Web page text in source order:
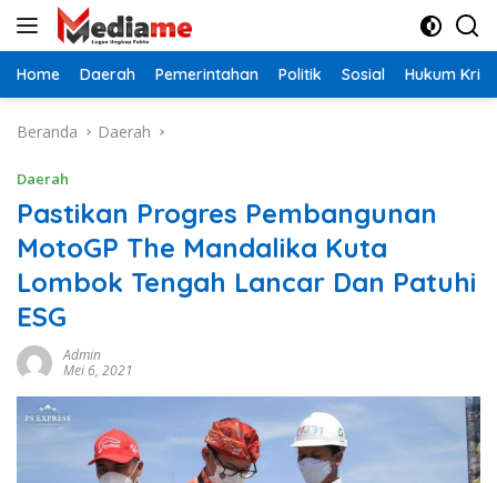
Langsung
Home Daerah Pemerintahan Politik Sosial Hukum
Beranda Daerah
Daerah
Pastikan Progres Pembangunan
MotoGP The Mandalika Kuta
Lombok Tengah Lancar Dan Patuhi
ESG
Admin
Mei 6, 2021